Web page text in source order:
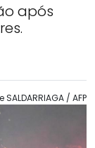
após
/ AFP